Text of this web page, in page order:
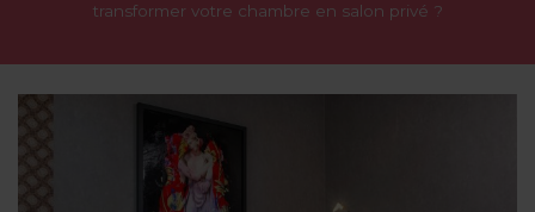
transformer votre chambre en salon privé ?